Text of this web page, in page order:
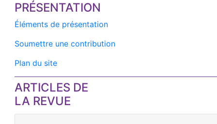
PRÉSENTATION
Éléments de présentation
Soumettre une contribution
Plan du site
ARTICLES DE
LA REVUE